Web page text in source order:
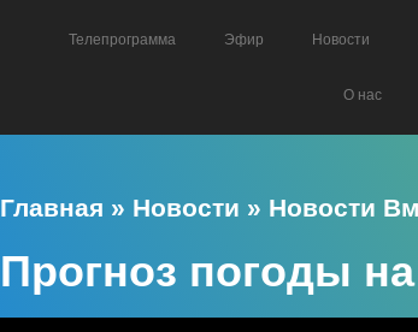
Телепрограмма Эфир Новости
О нас
Главная » Новости » Новости
Прогноз погоды